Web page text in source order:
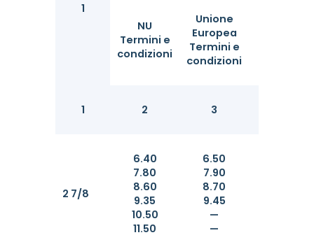
1
NU
Termini e
condizioni
Unione
Europea
Termini e
condizioni
1 2 3
2 7/8
6.40
7.80
8.60
9.35
10.50
11.50
6.50
7.90
8.70
9.45
—
—